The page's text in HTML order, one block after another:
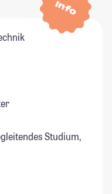
Info
Studium,